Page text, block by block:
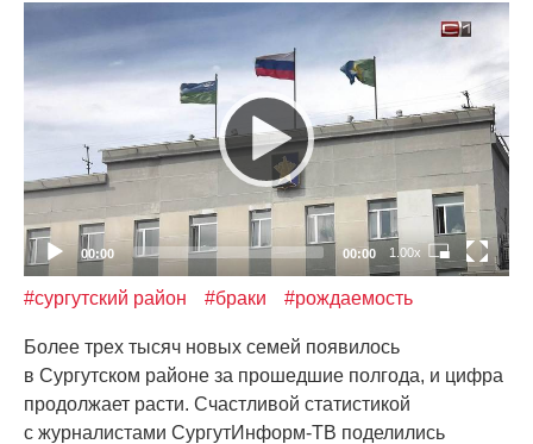
Видеоплеер
00:00 00:00 1.00x
#сургутский район #браки #рождаемость
Более трех тысяч новых семей появилось
в Сургутском районе за прошедшие полгода, и цифра
продолжает расти. Счастливой статистикой
с журналистами СургутИнформ-ТВ поделились